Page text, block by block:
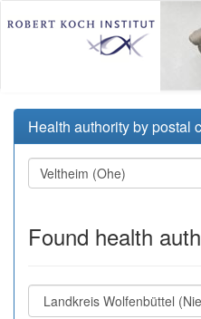
Health authority by postal
Found health